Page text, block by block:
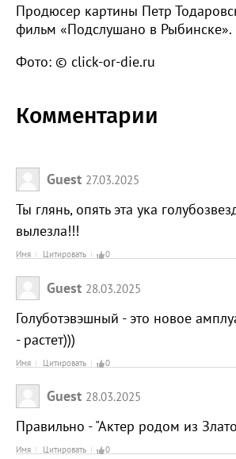
Продюсер картины Петр
фильм «Подслушано в Рыбинске».
Фото: © click-or-die.ru
Комментарии
Guest 27.03.2025
Ты глянь, опять эта ука
вылезла!!!
Имя Цитировать 0
Guest 28.03.2025
Голуботэвэшный - это новое
- растет)))
Имя Цитировать 0
Guest 28.03.2025
Правильно - "Актер родом из
Имя Цитировать 0